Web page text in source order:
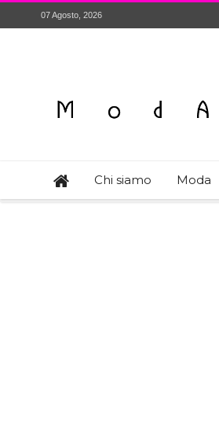
07 Agosto, 2026
Chi siamo Moda